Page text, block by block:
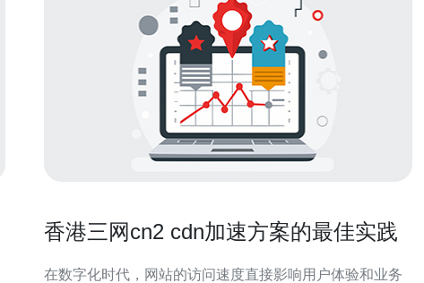
香港三网cn2 cdn加速方案的最佳实践
在数字化时代，网站的访问速度直接影响用户体验和业务